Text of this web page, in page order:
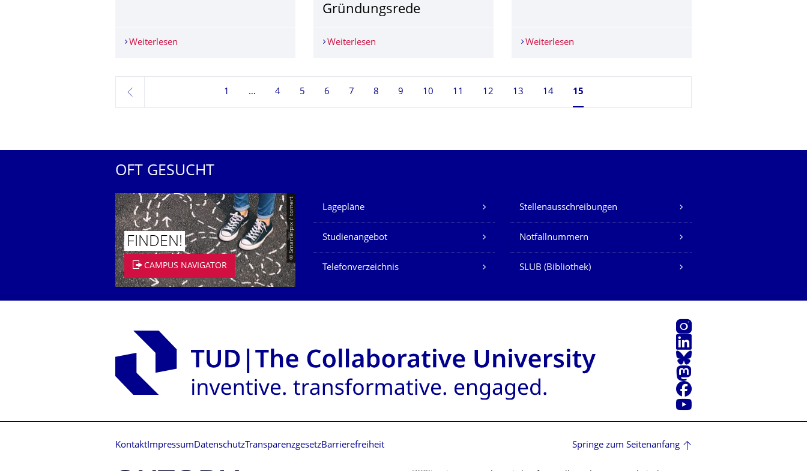
Weiterlesen
Gründungsrede
Weiterlesen Weiterlesen
zurück
1 4 5 6 7 8 9 10 11 12 13 14 Seite 15, aktuell ausgewählt
15
OFT GESUCHT
© Smarterpix / tomert
FINDEN!
CAMPUS NAVIGATOR
Unsere Dienste
Lagepläne Stellenausschreibungen
Studienangebot Notfallnummern
Telefonverzeichnis SLUB (Bibliothek)
Instagram
LinkedIn
Bluesky
Mastodon
Facebook
Youtube
KontaktImpressumDatenschutz TransparenzgesetzBarrierefreiheit Springe zum Seitenanfang